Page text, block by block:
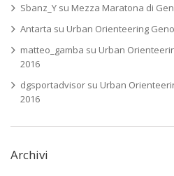
Sbanz_Y su Mezza Maratona di
Antarta su Urban Orienteering
matteo_gamba su Urban
2016
dgsportadvisor su Urban
2016
Archivi